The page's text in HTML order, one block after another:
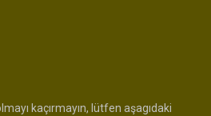
kaçırmayın, lütfen aşagıdaki